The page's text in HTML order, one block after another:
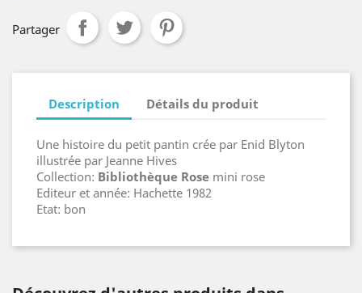
Partager
Description Détails du produit
Une histoire du petit pantin crée par Enid Blyton
illustrée par Jeanne Hives
Collection: Bibliothèque Rose mini rose
Editeur et année: Hachette 1982
Etat: bon